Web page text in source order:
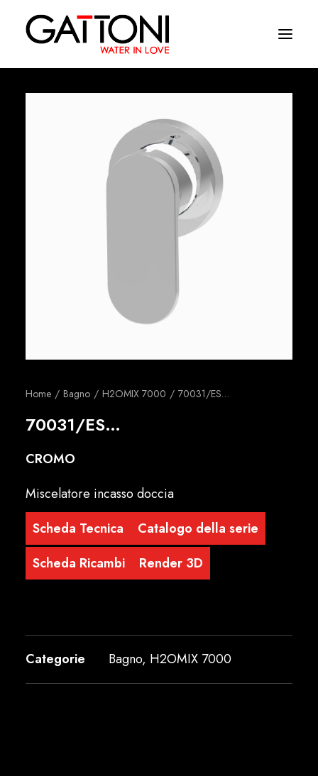
Home Bagno H2OMIX 7000 70031/ES…
70031/ES…
CROMO
Miscelatore incasso doccia
Scheda Tecnica
Catalogo della serie
Scheda Ricambi
Render 3D
Categorie Bagno, H2OMIX 7000